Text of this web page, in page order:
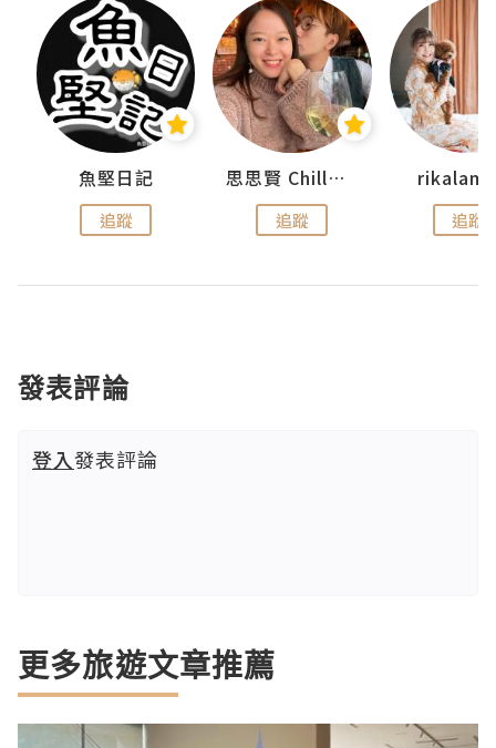
魚堅日記
追蹤
思思賢 ChillMyBabe
追蹤 追蹤
發表評論
登入發表評論
更多旅遊文章推薦